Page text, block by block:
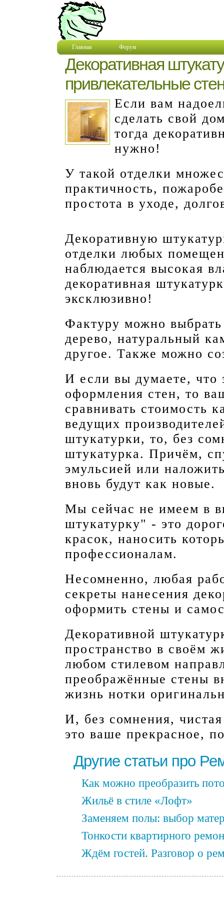
Главная Форум
Декоративная
привлекательные
Если вам
сделать свой
тогда
нужно!
У такой отделки
практичность,
простота в уходе,
Декоративную
отделки любых
наблюдается высокая
декоративная
эксклюзивно!
Фактуру можно
дерево, натуральный
другое. Также можно
И если вы думаете, что
оформления стен, то
сравнивать стоимость
ведущих
штукатурки, то, без
штукатурка. Причём,
эмульсией или
вновь будут как новые.
Мы сейчас не имеем в
штукатурку" - это
красок, наносить
профессионалам.
Несомненно, любая
секреты нанесения
оформить стены и
Декоративной
пространство в своём
любом стилевом
преображённые стены
жизнь нотки
И, без сомнения,
это ваше прекрасное,
Другие статьи про
Как можно преобразить
Жильё в стиле «Лофт»
Заменяем полы: выбор
Тонкости квартирного
Ждём гостей. Разговор о